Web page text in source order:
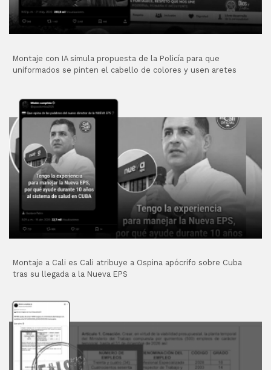
Montaje con IA simula propuesta de la Policía para que
uniformados se pinten el cabello de colores y usen aretes
Montaje a Cali es Cali atribuye a Ospina apócrifo sobre Cuba
tras su llegada a la Nueva EPS